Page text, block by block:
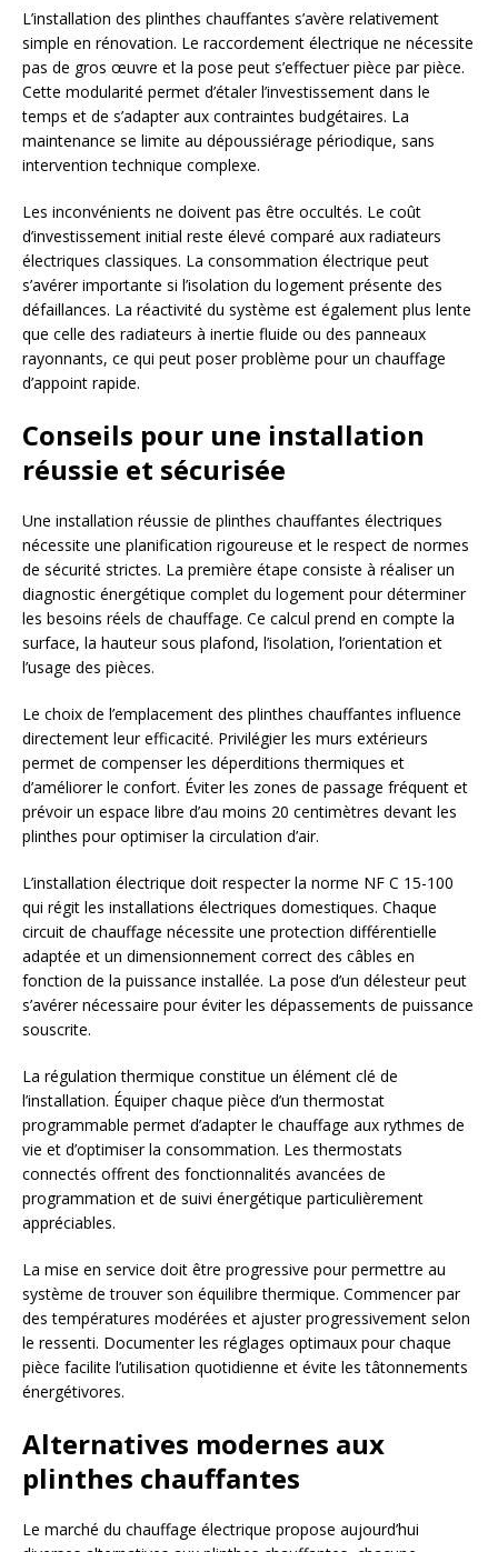
L’installation des plinthes chauffantes s’avère relativement
simple en rénovation. Le raccordement électrique ne nécessite
pas de gros œuvre et la pose peut s’effectuer pièce par pièce.
Cette modularité permet d’étaler l’investissement dans le
temps et de s’adapter aux contraintes budgétaires. La
maintenance se limite au dépoussiérage périodique, sans
intervention technique complexe.
Les inconvénients ne doivent pas être occultés. Le coût
d’investissement initial reste élevé comparé aux radiateurs
électriques classiques. La consommation électrique peut
s’avérer importante si l’isolation du logement présente des
défaillances. La réactivité du système est également plus lente
que celle des radiateurs à inertie fluide ou des panneaux
rayonnants, ce qui peut poser problème pour un chauffage
d’appoint rapide.
Conseils pour une installation
réussie et sécurisée
Une installation réussie de plinthes chauffantes électriques
nécessite une planification rigoureuse et le respect de normes
de sécurité strictes. La première étape consiste à réaliser un
diagnostic énergétique complet du logement pour déterminer
les besoins réels de chauffage. Ce calcul prend en compte la
surface, la hauteur sous plafond, l’isolation, l’orientation et
l’usage des pièces.
Le choix de l’emplacement des plinthes chauffantes influence
directement leur efficacité. Privilégier les murs extérieurs
permet de compenser les déperditions thermiques et
d’améliorer le confort. Éviter les zones de passage fréquent et
prévoir un espace libre d’au moins 20 centimètres devant les
plinthes pour optimiser la circulation d’air.
L’installation électrique doit respecter la norme NF C 15-100
qui régit les installations électriques domestiques. Chaque
circuit de chauffage nécessite une protection différentielle
adaptée et un dimensionnement correct des câbles en
fonction de la puissance installée. La pose d’un délesteur peut
s’avérer nécessaire pour éviter les dépassements de puissance
souscrite.
La régulation thermique constitue un élément clé de
l’installation. Équiper chaque pièce d’un thermostat
programmable permet d’adapter le chauffage aux rythmes de
vie et d’optimiser la consommation. Les thermostats
connectés offrent des fonctionnalités avancées de
programmation et de suivi énergétique particulièrement
appréciables.
La mise en service doit être progressive pour permettre au
système de trouver son équilibre thermique. Commencer par
des températures modérées et ajuster progressivement selon
le ressenti. Documenter les réglages optimaux pour chaque
pièce facilite l’utilisation quotidienne et évite les tâtonnements
énergétivores.
Alternatives modernes aux
plinthes chauffantes
Le marché du chauffage électrique propose aujourd’hui